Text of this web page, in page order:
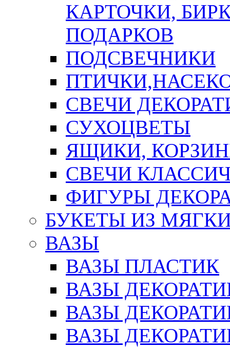
КАРТОЧКИ,
ПОДАРКОВ
ПОДСВЕЧНИКИ
СВЕЧИ
СУХОЦВЕТЫ
ЯЩИКИ,
СВЕЧИ
ФИГУРЫ
БУКЕТЫ ИЗ
ВАЗЫ
ВАЗЫ ПЛАСТИК
ВАЗЫ
ВАЗЫ
ВАЗЫ